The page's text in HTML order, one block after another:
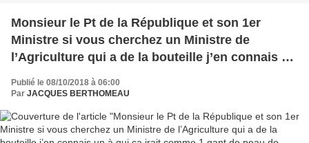
Monsieur le Pt de la République et son 1er
Ministre si vous cherchez un Ministre de
l’Agriculture qui a de la bouteille j’en connais un
Publié le 08/10/2018 à 06:00
Par JACQUES BERTHOMEAU